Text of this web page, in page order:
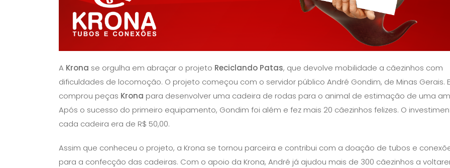
A Krona se orgulha em abraçar o projeto Reciclando Patas, que devolve mobilidade a cãezinhos com
dificuldades de locomoção. O projeto começou com o servidor público André Gondim, de Minas Gerais.
comprou peças Krona para desenvolver uma cadeira de rodas para o animal de estimação de uma
Após o sucesso do primeiro equipamento, Gondim foi além e fez mais 20 cãezinhos felizes. O
cada cadeira era de R$ 50,00.
Assim que conheceu o projeto, a Krona se tornou parceira e contribui com a doação de tubos e
para a confecção das cadeiras. Com o apoio da Krona, André já ajudou mais de 300 cãezinhos a